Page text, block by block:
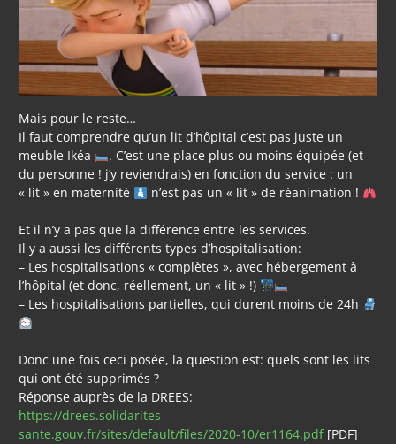
Mais pour le reste…
Il faut comprendre qu’un lit d’hôpital c’est pas juste un
meuble Ikéa
. C’est une place plus ou moins équipée (et
du personne ! j’y reviendrais) en fonction du service : un
« lit » en maternité
n’est pas un « lit » de réanimation !
Et il n’y a pas que la différence entre les services.
Il y a aussi les différents types d’hospitalisation:
– Les hospitalisations « complètes », avec hébergement à
l’hôpital (et donc, réellement, un « lit » !)
– Les hospitalisations partielles, qui durent moins de 24h
Donc une fois ceci posée, la question est: quels sont les lits
qui ont été supprimés ?
Réponse auprès de la DREES:
https://drees.solidarites-
sante.gouv.fr/sites/default/files/2020-10/er1164.pdf[PDF]